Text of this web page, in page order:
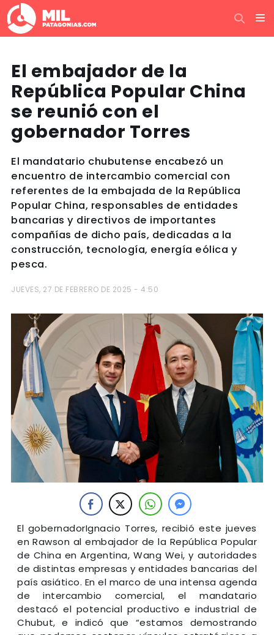
El embajador de la
República Popular China
se reunió con el
gobernador Torres
El mandatario chubutense encabezó un
encuentro de intercambio comercial con
referentes de la embajada de la República
Popular China, responsables de entidades
bancarias y directivos de importantes
compañías de dicho país, dedicadas a la
construcción, tecnología, energía eólica y
pesca.
JUEVES, 27 DE FEBRERO DE 2025 - 4:50
El gobernadorIgnacio Torres, recibió este jueves
en Rawson al embajador de la República Popular
de China en Argentina, Wang Wei, y autoridades
de distintas empresas y entidades bancarias del
país asiático. En el marco de una intensa agenda
de intercambio comercial, el mandatario
destacó el potencial productivo e industrial de
Chubut, e indicó que “estamos demostrando